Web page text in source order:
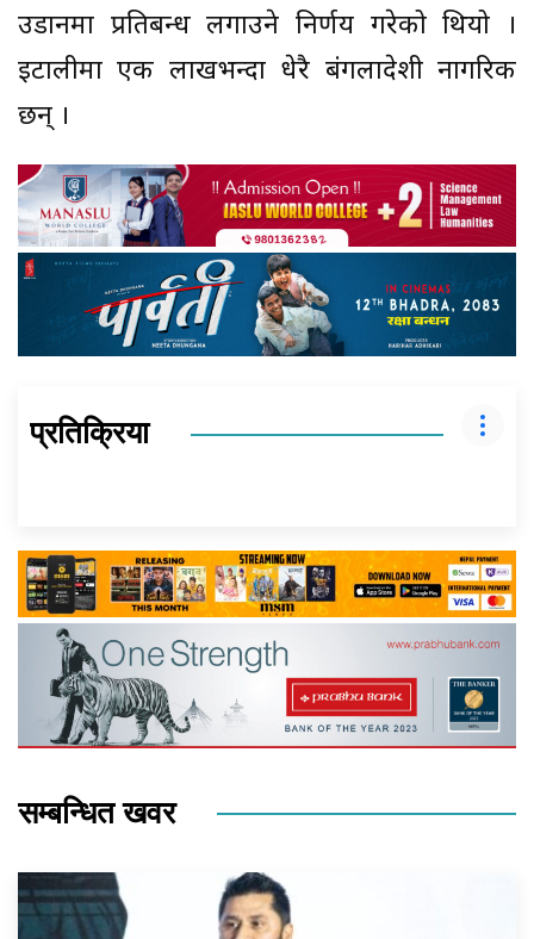
उडानमा प्रतिबन्ध लगाउने निर्णय गरेको थियो ।
इटालीमा एक लाखभन्दा धेरै बंगलादेशी नागरिक
छन् ।
प्रतिक्रिया
सम्बन्धित खवर